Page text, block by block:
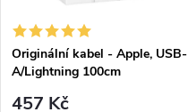
í
p
s
p
Originální kabel - Apple, USB-
A/Lightning 100cm
457 Kč